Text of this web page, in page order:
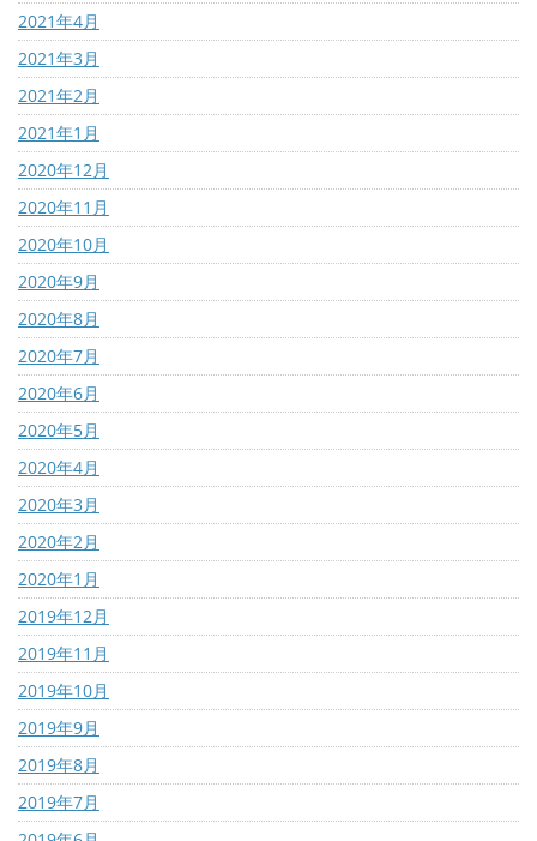
2021年4月
2021年3月
2021年2月
2021年1月
2020年12月
2020年11月
2020年10月
2020年9月
2020年8月
2020年7月
2020年6月
2020年5月
2020年4月
2020年3月
2020年2月
2020年1月
2019年12月
2019年11月
2019年10月
2019年9月
2019年8月
2019年7月